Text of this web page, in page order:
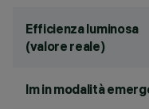
Efficienza luminosa
(valore reale)
lm in modalità